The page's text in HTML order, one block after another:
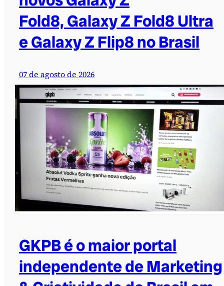
Fold8, Galaxy Z Fold8 Ultra
e Galaxy Z Flip8 no Brasil
07 de agosto de 2026
GKPB é o maior portal
independente de Marketing